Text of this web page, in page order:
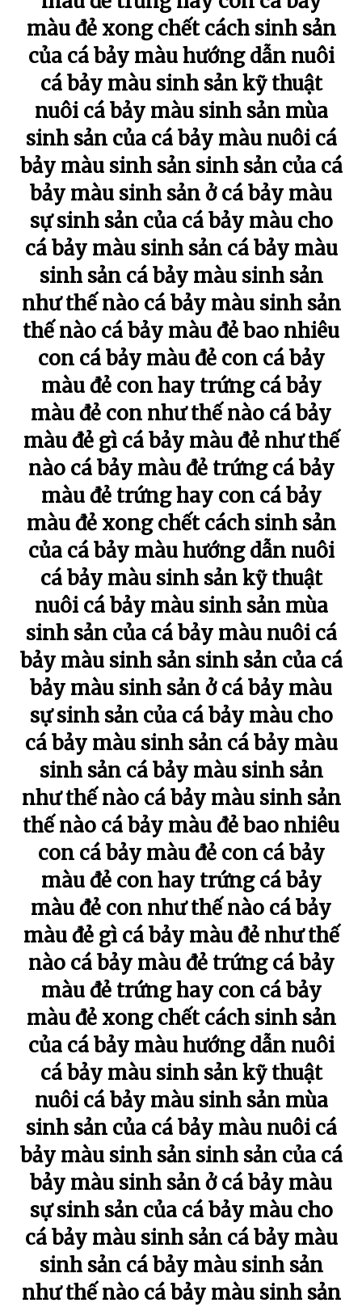
màu đẻ xong chết cách sinh sản
của cá bảy màu hướng dẫn nuôi
cá bảy màu sinh sản kỹ thuật
nuôi cá bảy màu sinh sản mùa
sinh sản của cá bảy màu nuôi cá
bảy màu sinh sản sinh sản của cá
bảy màu sinh sản ở cá bảy màu
sự sinh sản của cá bảy màu cho
cá bảy màu sinh sản cá bảy màu
sinh sản cá bảy màu sinh sản
như thế nào cá bảy màu sinh sản
thế nào cá bảy màu đẻ bao nhiêu
con cá bảy màu đẻ con cá bảy
màu đẻ con hay trứng cá bảy
màu đẻ con như thế nào cá bảy
màu đẻ gì cá bảy màu đẻ như thế
nào cá bảy màu đẻ trứng cá bảy
màu đẻ trứng hay con cá bảy
màu đẻ xong chết cách sinh sản
của cá bảy màu hướng dẫn nuôi
cá bảy màu sinh sản kỹ thuật
nuôi cá bảy màu sinh sản mùa
sinh sản của cá bảy màu nuôi cá
bảy màu sinh sản sinh sản của cá
bảy màu sinh sản ở cá bảy màu
sự sinh sản của cá bảy màu cho
cá bảy màu sinh sản cá bảy màu
sinh sản cá bảy màu sinh sản
như thế nào cá bảy màu sinh sản
thế nào cá bảy màu đẻ bao nhiêu
con cá bảy màu đẻ con cá bảy
màu đẻ con hay trứng cá bảy
màu đẻ con như thế nào cá bảy
màu đẻ gì cá bảy màu đẻ như thế
nào cá bảy màu đẻ trứng cá bảy
màu đẻ trứng hay con cá bảy
màu đẻ xong chết cách sinh sản
của cá bảy màu hướng dẫn nuôi
cá bảy màu sinh sản kỹ thuật
nuôi cá bảy màu sinh sản mùa
sinh sản của cá bảy màu nuôi cá
bảy màu sinh sản sinh sản của cá
bảy màu sinh sản ở cá bảy màu
sự sinh sản của cá bảy màu cho
cá bảy màu sinh sản cá bảy màu
sinh sản cá bảy màu sinh sản
như thế nào cá bảy màu sinh sản